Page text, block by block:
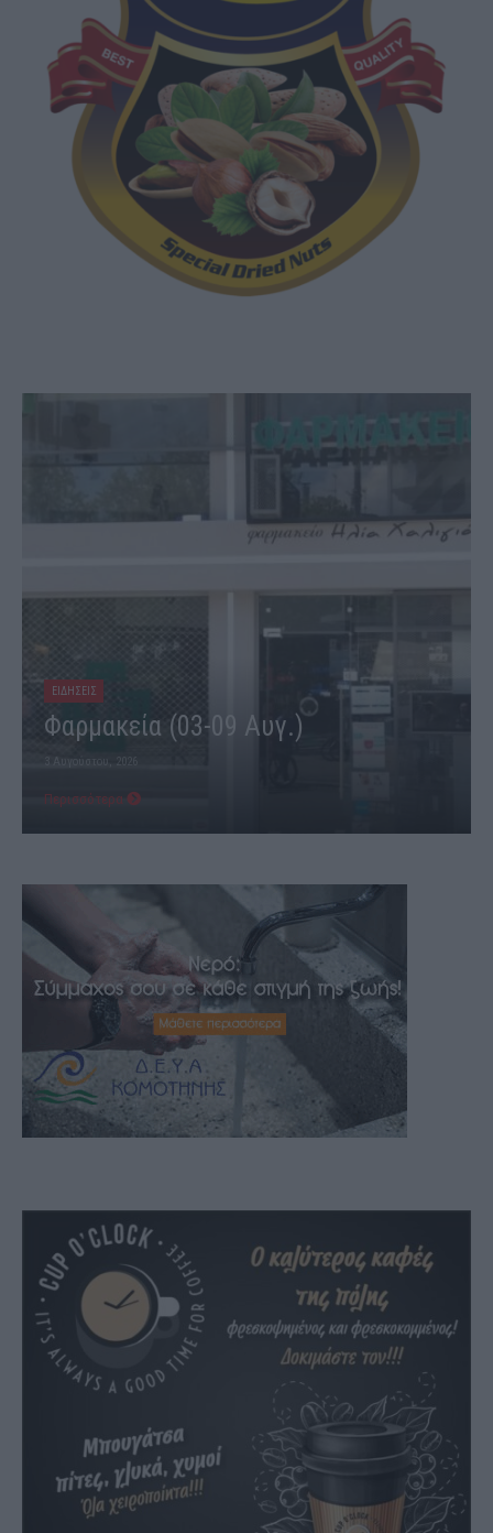
ΕΙΔΗΣΕΙΣ
Φαρμακεία (03-09 Αυγ.)
3 Αυγούστου, 2026
Περισσότερα